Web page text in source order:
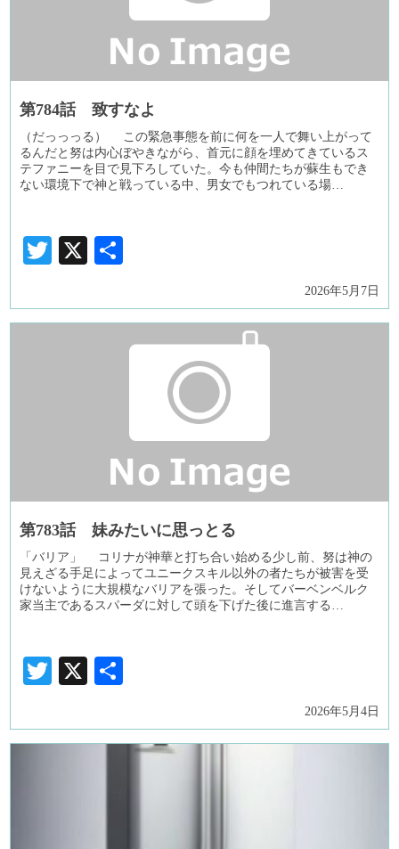
第784話 致すなよ
（だっっっる） この緊急事態を前に何を一人で舞い上がって
るんだと努は内心ぼやきながら、首元に顔を埋めてきているス
テファニーを目で見下ろしていた。今も仲間たちが蘇生もでき
ない環境下で神と戦っている中、男女でもつれている場…
Twitter
X
2026年5月7日
第783話 妹みたいに思っとる
「バリア」 コリナが神華と打ち合い始める少し前、努は神の
見えざる手足によってユニークスキル以外の者たちが被害を受
けないように大規模なバリアを張った。そしてバーベンベルク
家当主であるスパーダに対して頭を下げた後に進言する…
Twitter
X
2026年5月4日